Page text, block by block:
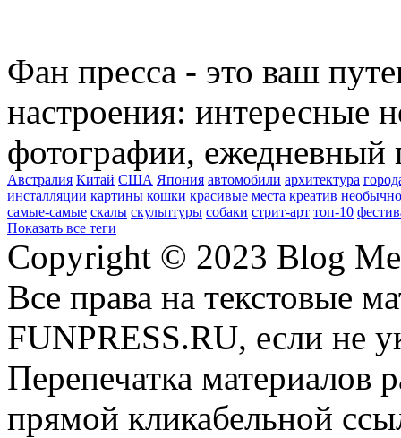
Фан пресса - это ваш
настроения: интересные
фотографии, ежедневный
Австралия Китай США Япония автомобили архитектура
инсталляции картины кошки красивые места креатив
самые-самые скалы скульптуры собаки стрит-арт топ-10
Показать все теги
Copyright © 2023 Blog
Все права на текстовые
FUNPRESS.RU, если не
Перепечатка материалов
прямой кликабельной